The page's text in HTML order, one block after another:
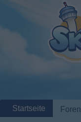
Startseite Foren